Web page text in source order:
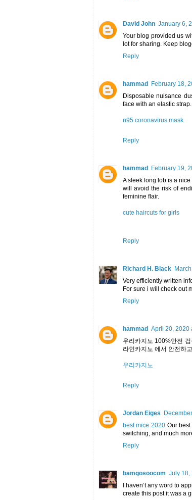
David John January 6,
Your blog provided us
lot for sharing. Keep
Reply
hammad February 18,
Disposable nuisance
face with an elastic
n95 coronavirus mask
Reply
hammad February 19,
A sleek long lob is a
will avoid the risk of
feminine flair.
cute haircuts for girls
Reply
Richard H. Black
Very efficiently written
For sure i will check out
Reply
hammad April 20, 2020
우리카지노 100%안전
라인카지노 에서 안전하고
우리카지노
Reply
Jordan Eiges
best mice 2020Our best
switching, and much
Reply
bamgosoocom July 18,
I haven’t any word to
create this post it was a